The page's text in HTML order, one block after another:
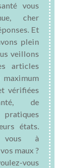
vous
cher
Et
plein
veillons
articles
vérifiées
de
pratiques
états.
vous à
maux ?
vous